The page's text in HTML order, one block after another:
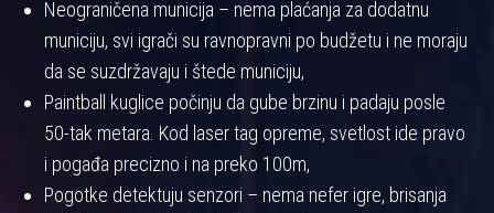
Neograničena municija – nema plaćanja za dodatnu
municiju, svi igrači su ravnopravni po budžetu i ne moraju
da se suzdržavaju i štede municiju,
Paintball kuglice počinju da gube brzinu i padaju posle
50-tak metara. Kod laser tag opreme, svetlost ide pravo
i pogađa precizno i na preko 100m,
Pogotke detektuju senzori – nema nefer igre, brisanja